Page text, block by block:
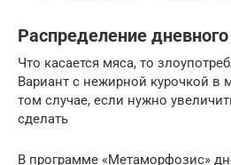
Распределение
Что касается мяса, то
Вариант с нежирной курочкой
том случае, если нужно
сделать
В программе «Метаморфозис»